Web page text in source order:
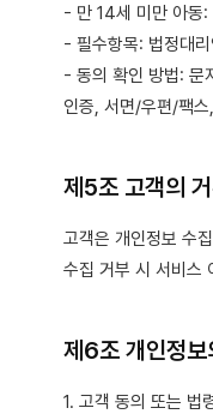
- 만 14세 미만 아동:
- 필수항목: 법정대
- 동의 확인 방법: 문
인증, 서면/우편/팩
제5조 고객의
고객은 개인정보 수
수집 거부 시 서비스
제6조 개인정
1. 고객 동의 또는 법